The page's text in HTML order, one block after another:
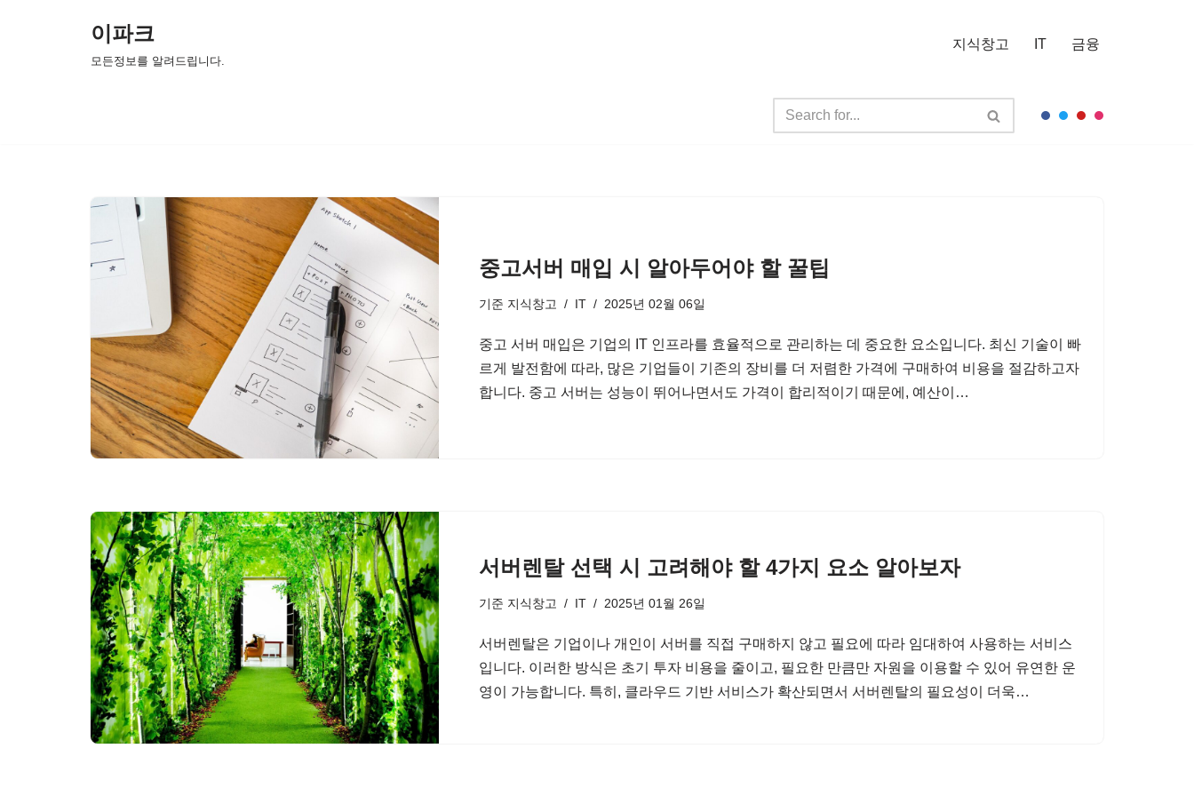
이파크
모든정보를 알려드립니다.
지식창고 IT 금융
중고서버 매입 시 알아두어야 할 꿀팁
기준 지식창고 IT 2025년 02월 06일
중고 서버 매입은 기업의 IT 인프라를 효율적으로 관리하는 데 중요한 요소입니다. 최신 기술이 빠
르게 발전함에 따라, 많은 기업들이 기존의 장비를 더 저렴한 가격에 구매하여 비용을 절감하고자
합니다. 중고 서버는 성능이 뛰어나면서도 가격이 합리적이기 때문에, 예산이…
서버렌탈 선택 시 고려해야 할 4가지 요소 알아보자
기준 지식창고 IT 2025년 01월 26일
서버렌탈은 기업이나 개인이 서버를 직접 구매하지 않고 필요에 따라 임대하여 사용하는 서비스
입니다. 이러한 방식은 초기 투자 비용을 줄이고, 필요한 만큼만 자원을 이용할 수 있어 유연한 운
영이 가능합니다. 특히, 클라우드 기반 서비스가 확산되면서 서버렌탈의 필요성이 더욱…